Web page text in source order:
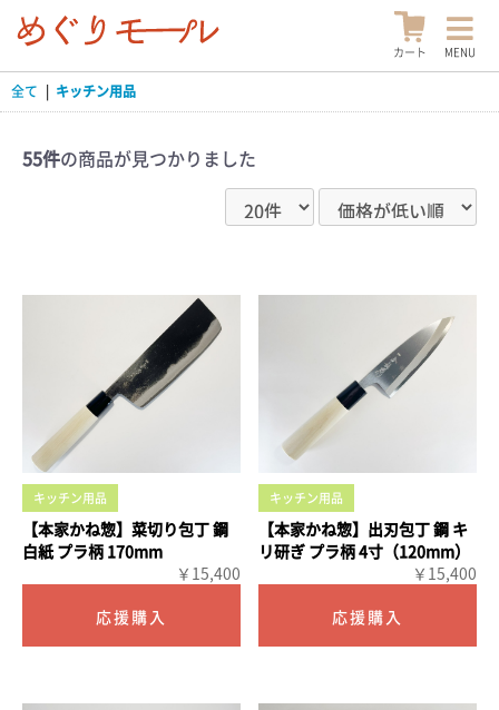
カート MENU
全て | キッチン用品
55件の商品が見つかりました
キッチン用品
【本家かね惣】菜切り包丁 鋼
白紙 プラ柄 170mm
￥15,400
キッチン用品
【本家かね惣】出刃包丁 鋼 キ
リ研ぎ プラ柄 4寸（120mm）
￥15,400